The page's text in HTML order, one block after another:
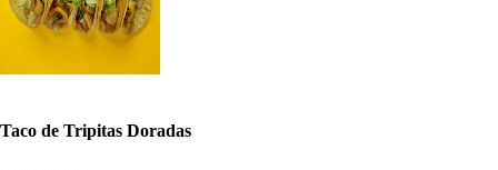
Taco de Tripitas Doradas